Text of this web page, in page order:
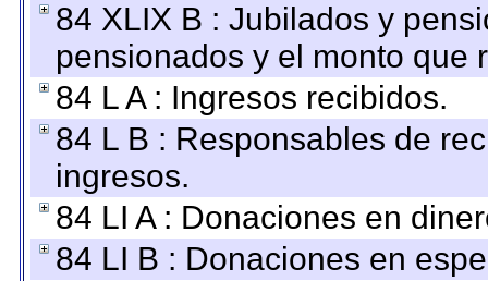
84 XLIX B : Jubilados y
pensionados y el monto que
84 L A : Ingresos recibidos.
84 L B : Responsables de
ingresos.
84 LI A : Donaciones en
84 LI B : Donaciones en